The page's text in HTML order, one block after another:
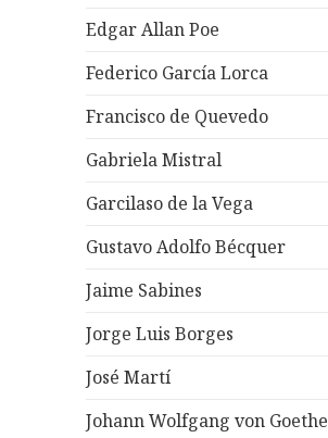
Edgar Allan Poe
Federico García Lorca
Francisco de Quevedo
Gabriela Mistral
Garcilaso de la Vega
Gustavo Adolfo Bécquer
Jaime Sabines
Jorge Luis Borges
José Martí
Johann Wolfgang von Goethe